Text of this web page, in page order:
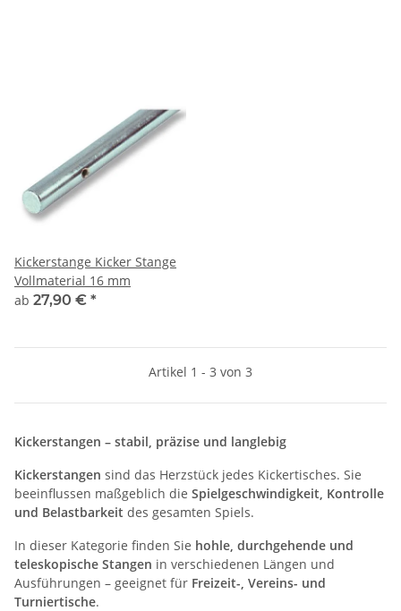
Kickerstange Kicker Stange
Vollmaterial 16 mm
ab 27,90 € *
Artikel 1 - 3 von 3
Kickerstangen – stabil, präzise und langlebig
Kickerstangen sind das Herzstück jedes Kickertisches. Sie
beeinflussen maßgeblich die Spielgeschwindigkeit, Kontrolle
und Belastbarkeit des gesamten Spiels.
In dieser Kategorie finden Sie hohle, durchgehende und
teleskopische Stangen in verschiedenen Längen und
Ausführungen – geeignet für Freizeit-, Vereins- und
Turniertische.